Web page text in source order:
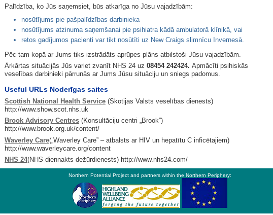
Palīdzība, ko Jūs saņemsiet, būs atkarīga no Jūsu vajadzībām:
nosūtījums pie pašpalīdzības darbinieka
nosūtījums atzinuma saņemšanai pie psihiatra kādā ambulatorā klīnikā, vai
retos gadījumos pacienti var tikt nosūtīti uz New Craigs slimnīcu Invernesā.
Pēc tam kopā ar Jums tiks izstrādāts aprūpes plāns atbilstoši Jūsu vajadzībām.
Ārkārtas situācijās Jūs variet zvanīt NHS 24 uz 08454 242424. Apmācīti psihiskās
veselības darbinieki pārrunās ar Jums Jūsu situāciju un sniegs padomus.
Useful URLs Noderīgas saites
Scottish National Health Service (Skotijas Valsts veselības dienests)
http://www.show.scot.nhs.uk
Brook Advisory Centres (Konsultāciju centri „Brook”)
http://www.brook.org.uk/content/
Waverley Care(„Waverley Care” – atbalsts ar HIV un hepatītu C inficētajiem)
http://www.waverleycare.org/content
NHS 24(NHS diennakts dežūrdienests) http://www.nhs24.com/
Northern Potential Project and partners within the Northern Periphery: